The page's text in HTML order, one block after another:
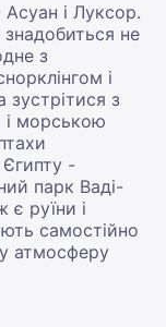
і Луксор.
не
з
і
з
і морською
-
парк Ваді-
є руїни і
самостійно
атмосферу